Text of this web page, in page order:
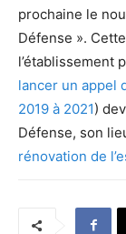
prochaine le
Défense ».
l’établissement
lancer un appel
2019 à 2021)
Défense, son
rénovation de